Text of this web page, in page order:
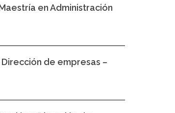
en Administración
de empresas –